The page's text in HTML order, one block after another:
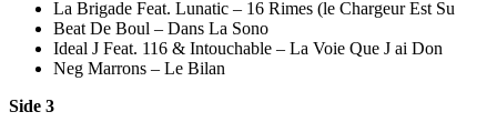
La Brigade Feat. Lunatic – 16 Rimes (le Chargeur Est Su
Beat De Boul – Dans La Sono
Ideal J Feat. 116 & Intouchable – La Voie Que J ai Don
Neg Marrons – Le Bilan
Side 3